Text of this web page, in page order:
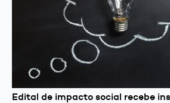
Edital de impacto social recebe